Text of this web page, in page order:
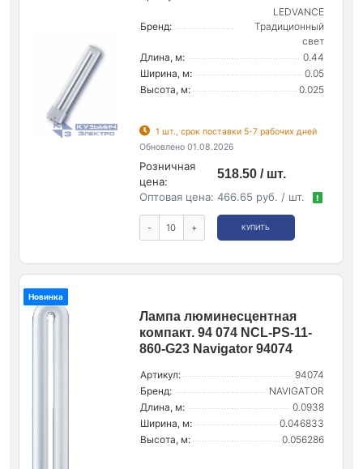
Бренд:
LEDVANCE
Традиционный
свет
Длина, м:
0.44
Ширина, м:
0.05
Высота, м:
0.025
1 шт., срок поставки 5-7 рабочих дней
Обновлено 01.08.2026
Розничная
цена:
518.50 / шт.
Оптовая цена: 466.65 руб. / шт. !
- + КУПИТЬ
Новинка
Лампа люминесцентная
компакт. 94 074 NCL-PS-11-
860-G23 Navigator 94074
Артикул:
94074
Бренд:
NAVIGATOR
Длина, м:
0.0938
Ширина, м:
0.046833
Высота, м:
0.056286